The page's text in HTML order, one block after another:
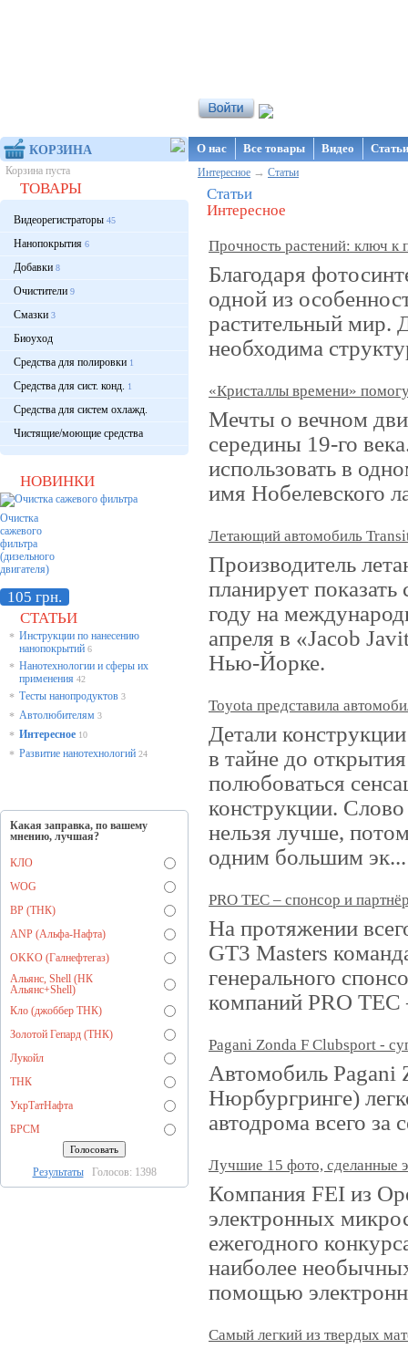
КОРЗИНА
Корзина пуста
ТОВАРЫ
Видеорегистраторы 45
Нанопокрытия 6
Добавки 8
Очистители 9
Смазки 3
Биоуход
Средства для полировки 1
Средства для сист. конд. 1
Средства для систем охлажд.
Чистящие/моющие средства
НОВИНКИ
Очистка
сажевого
фильтра
(дизельного
двигателя)
105 грн.
СТАТЬИ
* Инструкции по нанесению
нанопокрытий 6
* Нанотехнологии и сферы их
применения 42
* Тесты нанопродуктов 3
* Автолюбителям 3
* Интересное 10
* Развитие нанотехнологий 24
Какая заправка, по вашему
мнению, лучшая?
КЛО
WOG
BP (ТНК)
ANP (Альфа-Нафта)
OKKO (Галнефтегаз)
Альянс, Shell (НК
Альянс+Shell)
Кло (джоббер ТНК)
Золотой Гепард (ТНК)
Лукойл
ТНК
УкрТатНафта
БРСМ
РезультатыГолосов: 1398
О нас Все товары Видео
Интересное → Статьи
Статьи
Интересное
Прочность растений: ключ к
Благодаря
одной из
растительный мир.
необходима
«Кристаллы времени»
Мечты о вечном
середины 19-го
использовать в
имя Нобелевского
Летающий автомобиль
Производитель
планирует
году на
апреля в «Jacob
Нью-Йорке.
Toyota представила
Детали
в тайне до
полюбоваться
конструкции. Слово
нельзя лучше,
одним большим эк...
PRO TEC – спонсор и
На протяжении
GT3 Masters
генерального
компаний PRO
Pagani Zonda F Clubsport -
Автомобиль Pagani
Нюрбургринге)
автодрома всего за
Лучшие 15 фото, сделанные
Компания FEI из
электронных
ежегодного
наиболее
помощью
Самый легкий из твердых